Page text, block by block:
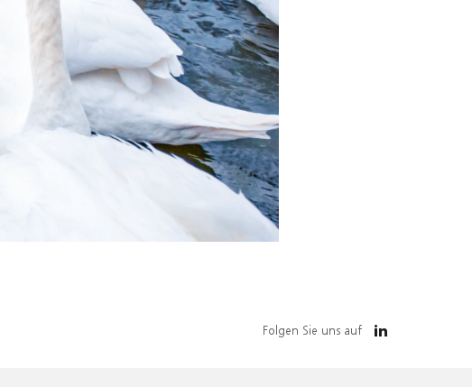
Folgen Sie uns auf